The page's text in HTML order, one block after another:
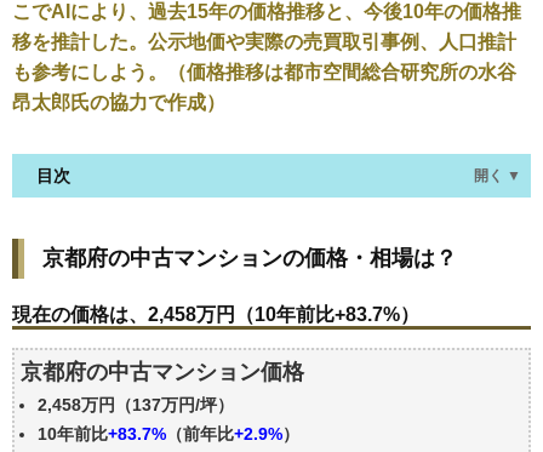
こでAIにより、過去15年の価格推移と、今後10年の価格推
移を推計した。公示地価や実際の売買取引事例、人口推計
も参考にしよう。（価格推移は都市空間総合研究所の水谷
昂太郎氏の協力で作成）
目次 開く ▼
現在の価格は、2,458万円（10年前比+83.7%）
価格を詳細に分析しよう
築年数で価格はどうなる？
京都府の中古マンションの過去の売買事例
公示地価はいくら
京都府の中古マンションの価格・相場は？
現在の価格は、2,458万円（10年前比+83.7%）
京都府の中古マンション価格
2,458万円（137万円/坪）
10年前比+83.7% （前年比+2.9%）